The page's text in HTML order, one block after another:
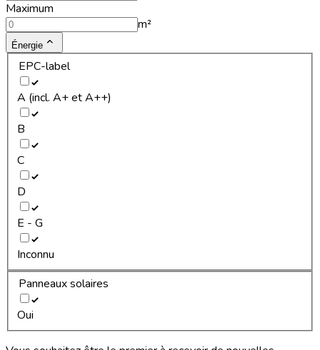
Maximum
m²
Énergie
EPC-label
A (incl. A+ et A++)
B
C
D
E - G
Inconnu
Panneaux solaires
Oui